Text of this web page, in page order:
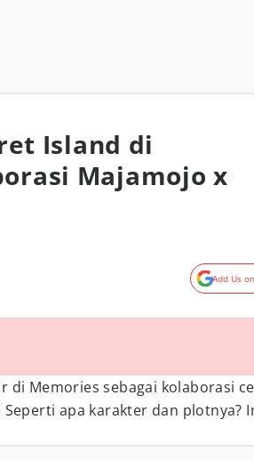
Island di
Majamojo x
Add Us
di Memories sebagai kolaborasi
Seperti apa karakter dan plotnya?